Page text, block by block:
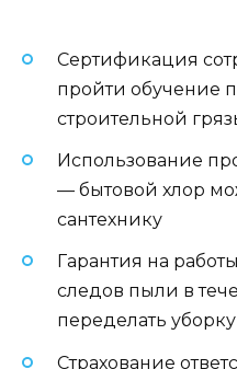
Сертификация
пройти обучение
строительной
Использование
— бытовой хлор
сантехнику
Гарантия на
следов пыли в
переделать уборку
Страхование